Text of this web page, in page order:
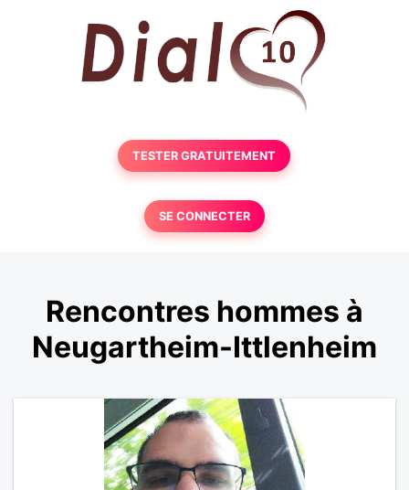
TESTER GRATUITEMENT
SE CONNECTER
Rencontres hommes à
Neugartheim-Ittlenheim